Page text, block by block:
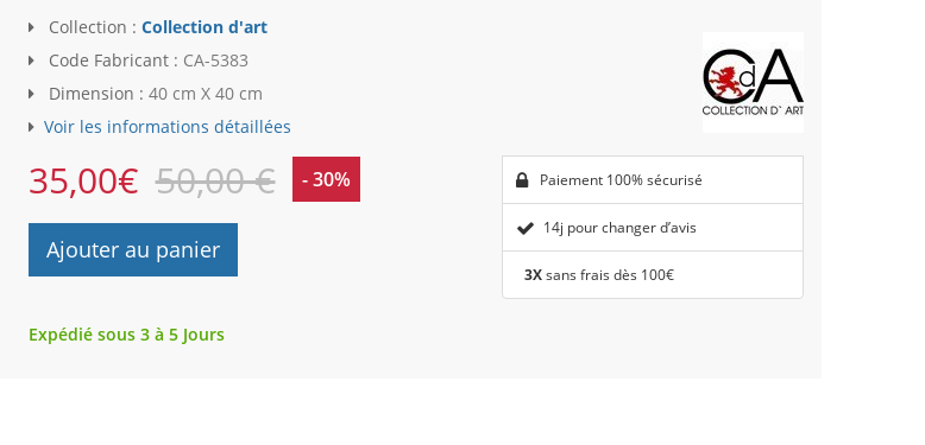
Collection : Collection d'art
Code Fabricant : CA-5383
Dimension : 40 cm X 40 cm
Voir les informations détaillées
35,00€ 50,00 € - 30%
Ajouter au panier
Paiement 100% sécurisé
14j pour changer d’avis
3Xsans frais dès 100€
Expédié sous 3 à 5 Jours